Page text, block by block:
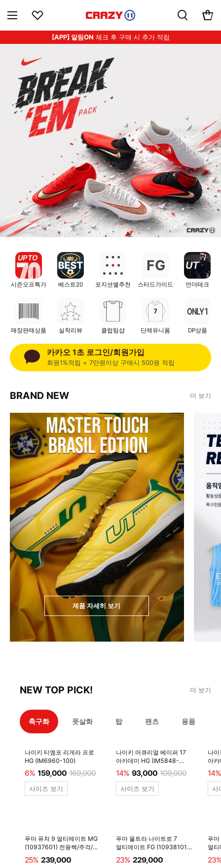
[APP] 알림ON 체크 후 구매 시 추가 적립
UP TO
시즌오프특가 베스트20 포지션별추천
FG
스터드가이드
UT
언더테크
매장판매상품 실착리뷰 클럽팀샵 단체유니폼
ONLY 1
DP상품
카카오 1초 로그인/회원가입
회원1%적립 + 7만원이상 구매시 500원 적립
BRAND NEW 더 보기
제품 자세히 보기
NEW TOP PICK! 더 보기
축구화 풋살화 탑 팬츠 용품
나이키 티엠포 리게라 프로
HG (IM6960-100)
6% 159,000 169,000
사이즈 보기
나이키 머큐리얼 베이퍼 17
아카데미 HG (IM5848-
600)
14% 93,000 109,000
사이즈 보기
나
아
14%
사
푸마 퓨처 9 얼티메이트 MG
(10937601) 전용쌕/주걱/
양말 #
25% 239,000
푸마 울트라 나이트로 7
얼티메이트 FG (10938101)
전용쌕/주걱/양말 #
23% 229,000
푸
얼
전